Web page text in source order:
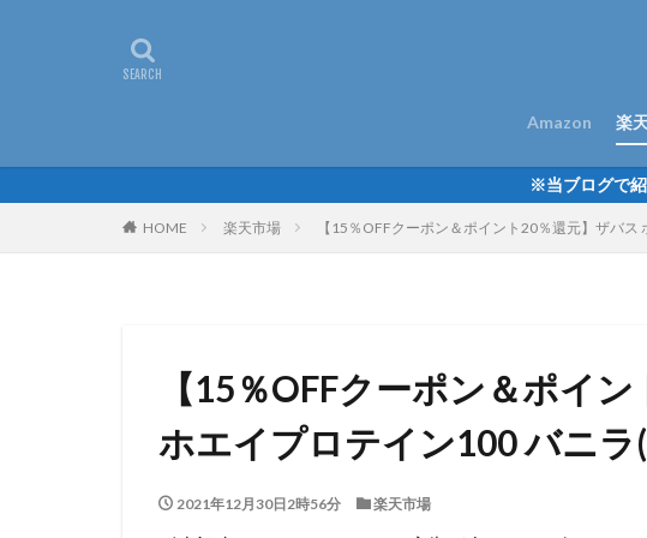
Amazon 楽
※当ブログで
HOME 楽天市場 【15％OFFクーポン＆ポイント20％還元】ザバ
【15％OFFクーポン＆ポイ
ホエイプロテイン100 バニラ
2021年12月30日2時56分 楽天市場